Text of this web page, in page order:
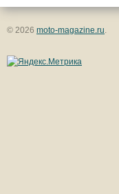
© 2026 moto-magazine.ru